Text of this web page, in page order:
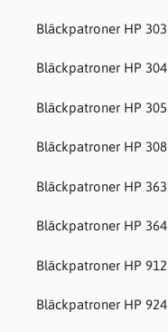
Bläckpatroner HP 303
Bläckpatroner HP 304
Bläckpatroner HP 305
Bläckpatroner HP 308
Bläckpatroner HP 363
Bläckpatroner HP 364
Bläckpatroner HP 912
Bläckpatroner HP 924